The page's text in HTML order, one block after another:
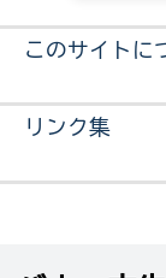
このサイトに
リンク集